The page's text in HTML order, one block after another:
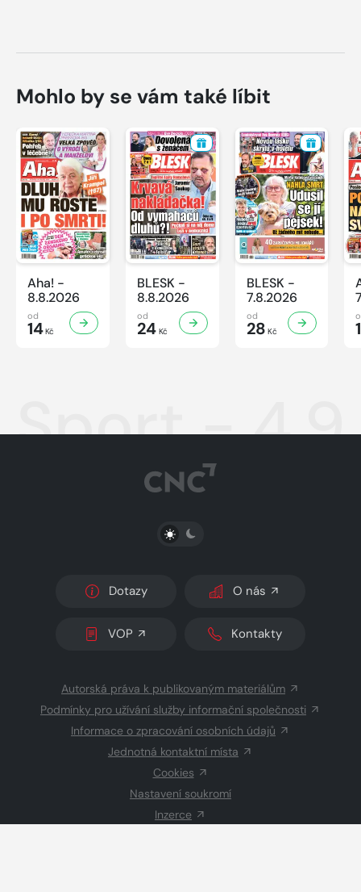
Mohlo by se vám také líbit
Aha! -
8.8.2026
od
14Kč
BLESK -
8.8.2026
od
24Kč
BLESK -
7.8.2026
od
28 Kč
Sport -
PŘEPNOUT SVĚTLÝ/TMAVÝ REŽIM
Dotazy O nás
VOP Kontakty
Autorská práva k publikovaným materiálům
Podmínky pro užívání služby informační společnosti
Informace o zpracování osobních údajů
Jednotná kontaktní místa
Cookies
Nastavení soukromí
Inzerce